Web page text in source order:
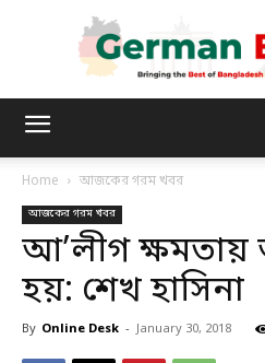
Home আজকের গরম খবর
আজকের গরম খবর
আ’লীগ
হয়: শেখ হাসিনা
By Online Desk - January 30, 2018